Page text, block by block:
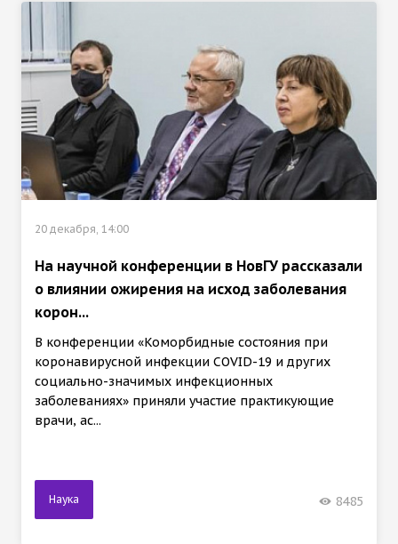
20 декабря, 14:00
На научной конференции в НовГУ рассказали
о влиянии ожирения на исход заболевания
корон...
В конференции «Коморбидные состояния при
коронавирусной инфекции COVID-19 и других
социально-значимых инфекционных
заболеваниях» приняли участие практикующие
врачи, ас...
Наука 8485